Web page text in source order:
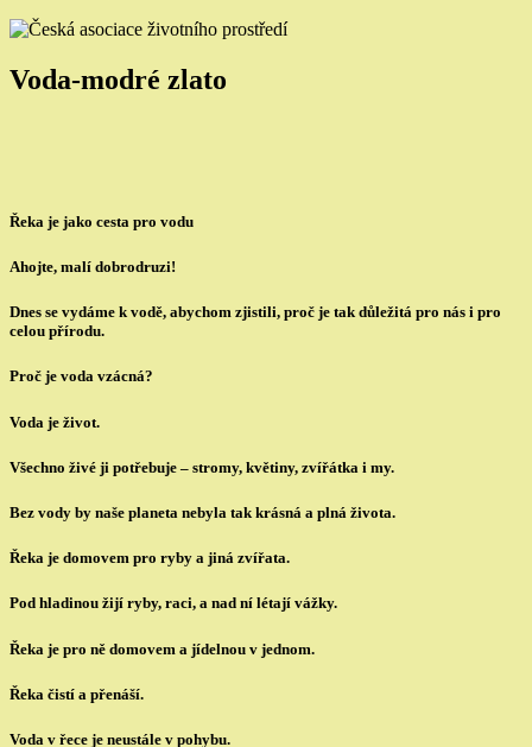
Voda-modré zlato
Řeka je jako cesta pro vodu
Ahojte, malí dobrodruzi!
Dnes se vydáme k vodě, abychom zjistili, proč je tak důležitá pro nás i pro
celou přírodu.
Proč je voda vzácná?
Voda je život.
Všechno živé ji potřebuje – stromy, květiny, zvířátka i my.
Bez vody by naše planeta nebyla tak krásná a plná života.
Řeka je domovem pro ryby a jiná zvířata.
Pod hladinou žijí ryby, raci, a nad ní létají vážky.
Řeka je pro ně domovem a jídelnou v jednom.
Řeka čistí a přenáší.
Voda v řece je neustále v pohybu.